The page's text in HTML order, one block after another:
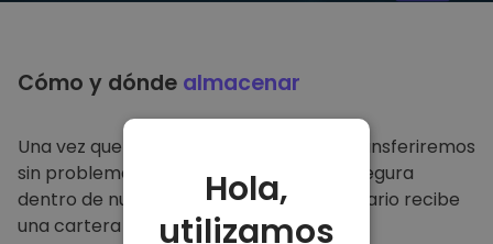
Cómo y dónde almacenar
Una vez que compre en
, lo transferiremos
sin problemas a su cartera dedicada y segura
dentro de nuestra plataforma. Cada usuario recibe
una cartera individual.
Hola,
utilizamos